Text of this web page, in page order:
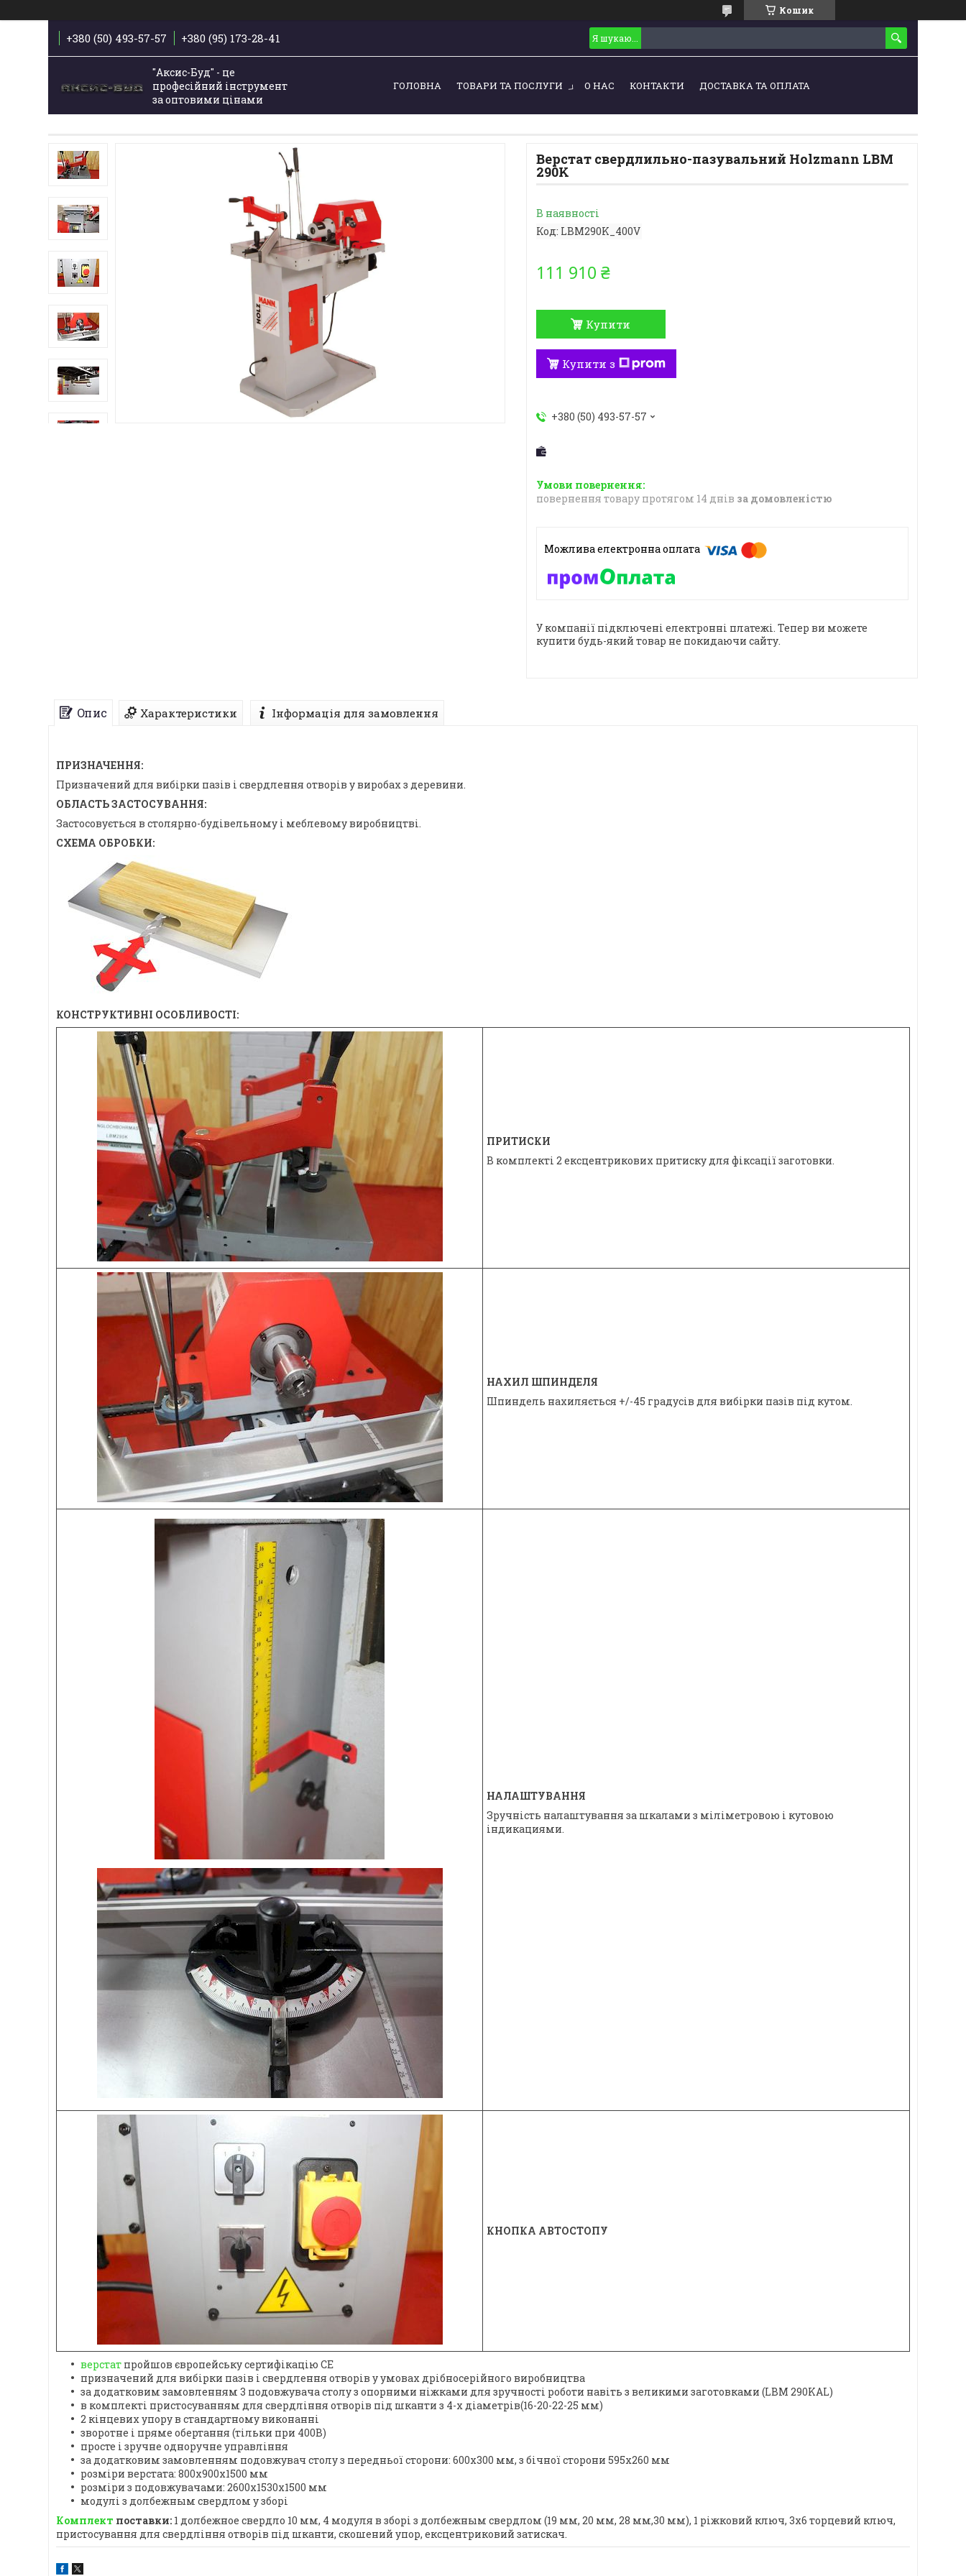
Кошик
+380 (50) 493-57-57 +380 (95) 173-28-41
"Аксис-Буд" - це
професійний інструмент
за оптовими цінами
ГОЛОВНА ТОВАРИ ТА ПОСЛУГИ О НАС КОНТАКТИ ДОСТАВКА ТА ОПЛАТА
Верстат свердлильно-пазувальний Holzmann LBM
290K
В наявності
Код: LBM290K_400V
111 910 ₴
Купити
Купити з
+380 (50) 493-57-57
повернення товару протягом 14 днів за домовленістю
У компанії підключені електронні платежі. Тепер ви можете
купити будь-який товар не покидаючи сайту.
Опис Характеристики Інформація для замовлення
ПРИЗНАЧЕННЯ:
Призначений для вибірки пазів і свердлення отворів у виробах з деревини.
ОБЛАСТЬ ЗАСТОСУВАННЯ:
Застосовується в столярно-будівельному і меблевому виробництві.
СХЕМА ОБРОБКИ:
КОНСТРУКТИВНІ ОСОБЛИВОСТІ:
ПРИТИСКИ
В комплекті 2 ексцентрикових притиску для фіксації заготовки.
НАХИЛ ШПИНДЕЛЯ
Шпиндель нахиляється +/-45 градусів для вибірки пазів під кутом.
НАЛАШТУВАННЯ
Зручність налаштування за шкалами з міліметровою і кутовою
індикациями.
КНОПКА АВТОСТОПУ
верстат пройшов європейську сертифікацію СЕ
призначений для вибірки пазів і свердлення отворів у умовах дрібносерійного виробництва
за додатковим замовленням 3 подовжувача столу з опорними ніжками для зручності роботи навіть з великими заготовками (LBM 290KAL)
в комплекті пристосуванням для свердління отворів під шканти з 4-х діаметрів(16-20-22-25 мм)
2 кінцевих упору в стандартному виконанні
зворотне і пряме обертання (тільки при 400В)
просте і зручне одноручне управління
за додатковим замовленням подовжувач столу з передньої сторони: 600x300 мм, з бічної сторони 595x260 мм
розміри верстата: 800x900x1500 мм
розміри з подовжувачами: 2600x1530x1500 мм
модулі з долбежным свердлом у зборі
Комплект поставки: 1 долбежное свердло 10 мм, 4 модуля в зборі з долбежным свердлом (19 мм, 20 мм, 28 мм,30 мм), 1 ріжковий ключ, 3x6 торцевий ключ,
пристосування для свердління отворів під шканти, скошений упор, ексцентриковий затискач.